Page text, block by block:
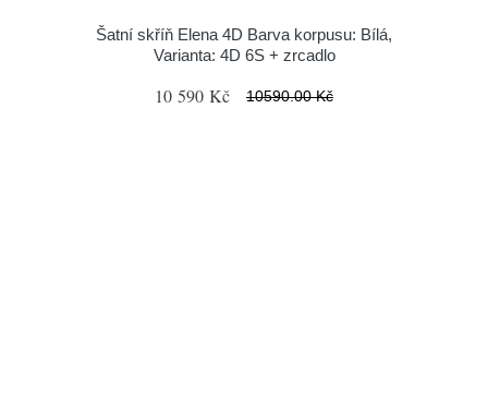
Šatní skříň Elena 4D Barva korpusu: Bílá,
Varianta: 4D 6S + zrcadlo
10 590 Kč 10590.00 Kč